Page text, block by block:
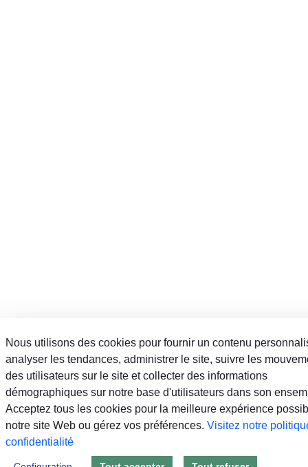
Nous utilisons des cookies pour fournir un contenu
analyser les tendances, administrer le site, suivre les
des utilisateurs sur le site et collecter des informations
démographiques sur notre base d'utilisateurs dans son
Acceptez tous les cookies pour la meilleure expérience
notre site Web ou gérez vos préférences. Visitez notre
confidentialité